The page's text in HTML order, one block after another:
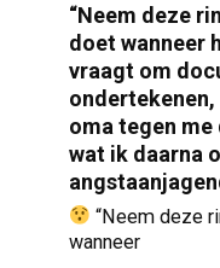
“Neem deze
doet wanneer
vraagt om
ondertekenen,
oma tegen
wat ik daarna
“Neem deze
wanneer